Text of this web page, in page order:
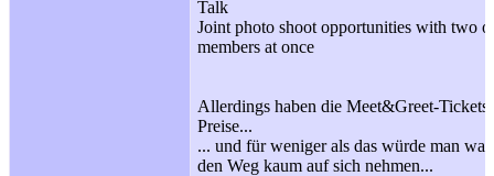
Talk
Joint photo shoot opportunities with two
members at once
Allerdings haben die Meet&Greet-Tickets
Preise...
... und für weniger als das würde man
den Weg kaum auf sich nehmen...